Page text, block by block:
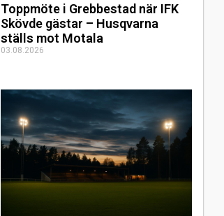
Toppmöte i Grebbestad när IFK
Skövde gästar – Husqvarna
ställs mot Motala
03.08.2026